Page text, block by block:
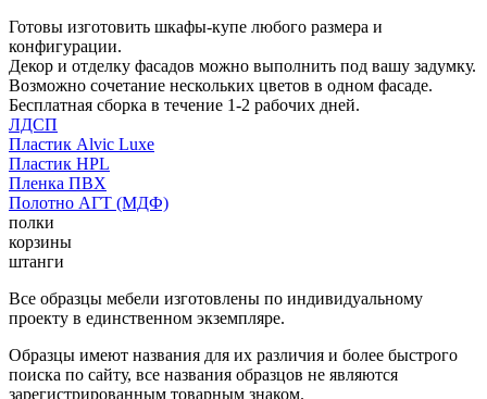
Готовы изготовить шкафы-купе любого размера и
конфигурации.
Декор и отделку фасадов можно выполнить под вашу задумку.
Возможно сочетание нескольких цветов в одном фасаде.
Бесплатная сборка в течение 1-2 рабочих дней.
ЛДСП
Пластик Alvic Luxe
Пластик HPL
Пленка ПВХ
Полотно АГТ (МДФ)
полки
корзины
штанги
Все образцы мебели изготовлены по индивидуальному
проекту в единственном экземпляре.
Образцы имеют названия для их различия и более быстрого
поиска по сайту, все названия образцов не являются
зарегистрированным товарным знаком.